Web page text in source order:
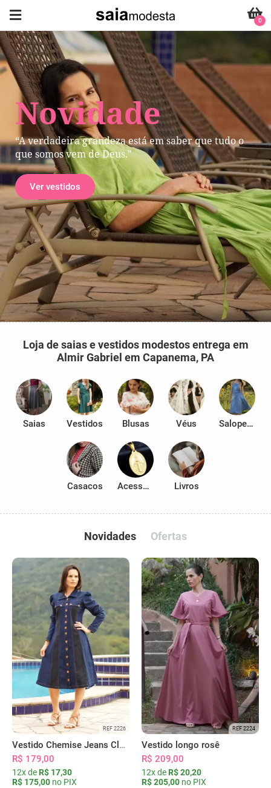
Novidade
“A verdadeira grandeza está em saber que tudo o
que somos vem de Deus."
Ver vestidos
0
Loja de saias e vestidos modestos entrega em
Almir Gabriel em Capanema, PA
Saias Vestidos Blusas Véus Salopetes
Casacos Acessórios Livros
Novidades Ofertas
REF 2226
Vestido Chemise Jeans Clássica Serena
R$ 179,00
12x de R$ 17,30
R$ 175,00 no PIX
REF 2224
Vestido longo rosê
R$ 209,00
12x de R$ 20,20
R$ 205,00 no PIX